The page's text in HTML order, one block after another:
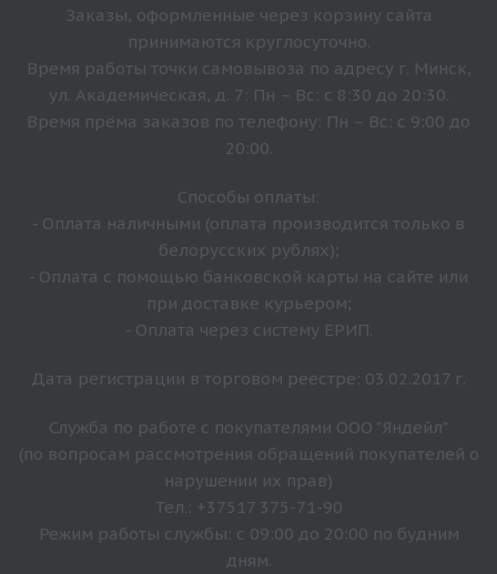
Заказы, оформленные через корзину сайта
принимаются круглосуточно.
Время работы точки самовывоза по адресу г. Минск,
ул. Академическая, д. 7: Пн – Вс: с 8:30 до 20:30.
Время прёма заказов по телефону: Пн – Вс: с 9:00 до
20:00.
Способы оплаты:
- Оплата наличными (оплата производится только в
белорусских рублях);
- Оплата с помощью банковской карты на сайте или
при доставке курьером;
- Оплата через систему ЕРИП.
Дата регистрации в торговом реестре: 03.02.2017 г.
Служба по работе с покупателями ООО "Яндейл"
(по вопросам рассмотрения обращений покупателей о
нарушении их прав)
Тел.: +37517 375-71-90
Режим работы службы: с 09:00 до 20:00 по будним
дням.